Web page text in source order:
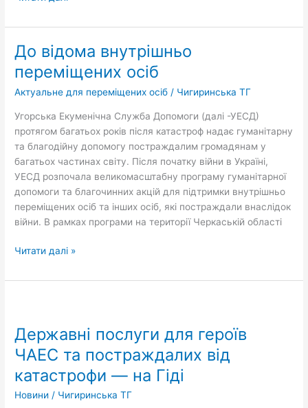
До відома внутрішньо
переміщених осіб
Актуальне для переміщених осіб / Чигиринська ТГ
Угорська Екуменічна Служба Допомоги (далі -УЕСД)
протягом багатьох років після катастроф надає гуманітарну
та благодійну допомогу постраждалим громадянам у
багатьох частинах світу. Після початку війни в Україні,
УЕСД розпочала великомасштабну програму гуманітарної
допомоги та благочинних акцій для підтримки внутрішньо
переміщених осіб та інших осіб, які постраждали внаслідок
війни. В рамках програми на території Черкаській області
До
відома
внутрішньо
переміщених
Читати далі »
Державні послуги для героїв
ЧАЕС та постраждалих від
катастрофи — на Гіді
Новини / Чигиринська ТГ
для
героїв
ЧАЕС
та
постраждалих